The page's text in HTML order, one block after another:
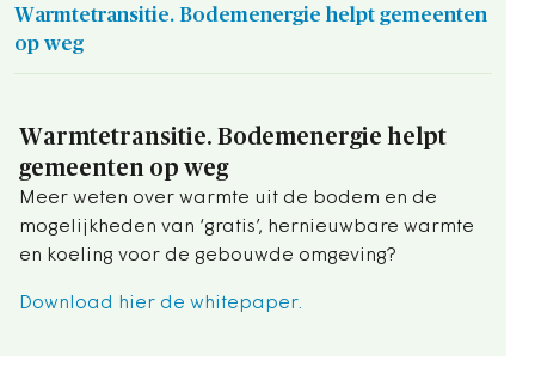
Warmtetransitie. Bodemenergie helpt gemeenten
op weg
Warmtetransitie. Bodemenergie helpt
gemeenten op weg
Meer weten over warmte uit de bodem en de
mogelijkheden van ‘gratis’, hernieuwbare warmte
en koeling voor de gebouwde omgeving?
Download hier de whitepaper.